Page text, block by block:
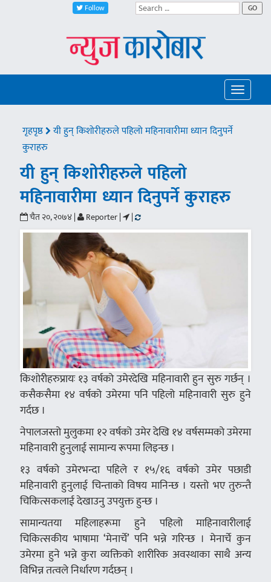
Follow GO
Toggle
गृहपृष्ठ
यी हुन् किशोरीहरुले पहिलो महिनावारीमा ध्यान दिनुपर्ने
कुराहरु
यी हुन् किशोरीहरुले पहिलो
महिनावारीमा ध्यान दिनुपर्ने कुराहरु
चैत २०, २०७४ | Reporter | |
किशोरीहरुप्रायः १३ वर्षको उमेरदेखि महिनावारी हुन सुरु गर्छन् ।
कसैकसैमा १४ वर्षको उमेरमा पनि पहिलो महिनावारी सुरु हुने
गर्दछ ।
नेपालजस्तो मुलुकमा १२ वर्षको उमेर देखि १४ वर्षसम्मको उमेरमा
महिनावारी हुनुलाई सामान्य रूपमा लिइन्छ ।
१३ वर्षको उमेरभन्दा पहिले र १५/१६ वर्षको उमेर पछाडी
महिनावारी हुनुलाई चिन्ताको विषय मानिन्छ । यस्तो भए तुरुन्तै
चिकित्सकलाई देखाउनु उपयुक्त हुन्छ ।
सामान्यतया महिलाहरूमा हुने पहिलो माहिनावारीलाई
चिकित्सकीय भाषामा ‘मेनार्चे’ पनि भन्ने गरिन्छ । मेनार्चे कुन
उमेरमा हुने भन्ने कुरा व्यक्तिको शारीरिक अवस्थाका साथै अन्य
विभिन्न तत्वले निर्धारण गर्दछन् ।